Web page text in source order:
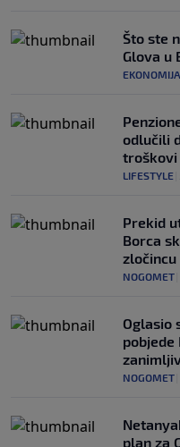
Što ste
Glova u
EKONOMIJA
odlučili
troškovi
LIFESTYLE
Prekid
Borca
zločincu
NOGOMET
Oglasio
pobjede
NOGOMET
plan za